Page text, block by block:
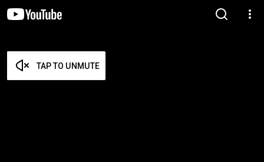
TAP TO UNMUTE